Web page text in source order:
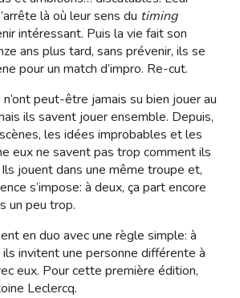
là où leur sens du timing
intéressant. Puis la vie fait son
ans plus tard, sans prévenir, ils se
pour un match d’impro. Re-cut.
n’ont peut-être jamais su bien jouer au
ils savent jouer ensemble. Depuis,
les idées improbables et les
eux ne savent pas trop comment ils
jouent dans une même troupe et,
s’impose: à deux, ça part encore
un peu trop.
en duo avec une règle simple: à
invitent une personne différente à
eux. Pour cette première édition,
Leclercq.